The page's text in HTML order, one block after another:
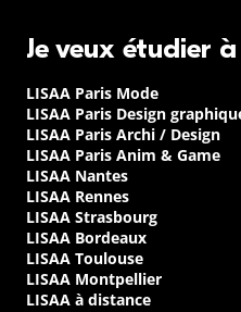
Je veux étudier à
LISAA Paris Mode
LISAA Paris Design
LISAA Paris Archi / Design
LISAA Paris Anim & Game
LISAA Nantes
LISAA Rennes
LISAA Strasbourg
LISAA Bordeaux
LISAA Toulouse
LISAA Montpellier
LISAA à distance